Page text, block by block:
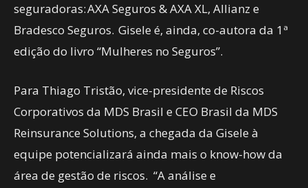
seguradoras: AXA Seguros & AXA XL, Allianz e
Bradesco Seguros. Gisele é, ainda, co-autora da 1ª
edição do livro “Mulheres no Seguros”.
Para Thiago Tristão, vice-presidente de Riscos
Corporativos da MDS Brasil e CEO Brasil da MDS
Reinsurance Solutions, a chegada da Gisele à
equipe potencializará ainda mais o know-how da
área de gestão de riscos. “A análise e